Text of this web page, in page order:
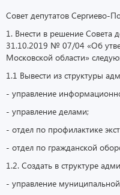
Совет депутатов Сергиево-
1. Внести в решение Совета
31.10.2019 № 07/04 «Об
Московской области»
1.1 Вывести из структуры
- управление
- управление делами;
- отдел по профилактике
- отдел по гражданской
1.2. Создать в структуре
- управление